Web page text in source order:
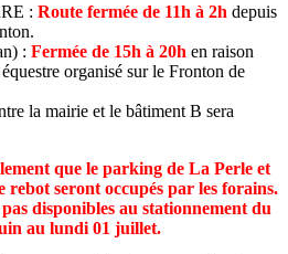
: Route fermée de 11h à 2h depuis
: Fermée de 15h à 20h en raison
organisé sur le Fronton de
la mairie et le bâtiment B sera
que le parking de La Perle et
rebot seront occupés par les forains.
disponibles au stationnement du
au lundi 01 juillet.